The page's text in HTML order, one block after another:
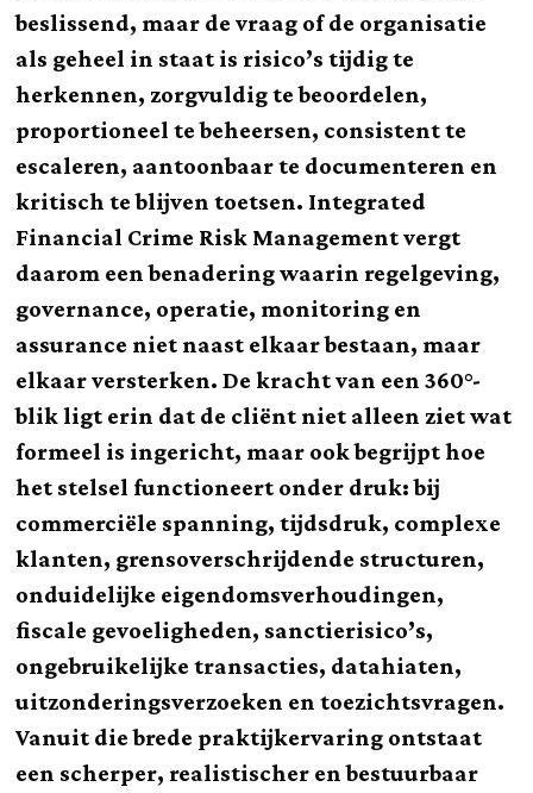
beslissend, maar de vraag of de organisatie
als geheel in staat is risico’s tijdig te
herkennen, zorgvuldig te beoordelen,
proportioneel te beheersen, consistent te
escaleren, aantoonbaar te documenteren en
kritisch te blijven toetsen. Integrated
Financial Crime Risk Management vergt
daarom een benadering waarin regelgeving,
governance, operatie, monitoring en
assurance niet naast elkaar bestaan, maar
elkaar versterken. De kracht van een 360°-
blik ligt erin dat de cliënt niet alleen ziet wat
formeel is ingericht, maar ook begrijpt hoe
het stelsel functioneert onder druk: bij
commerciële spanning, tijdsdruk, complexe
klanten, grensoverschrijdende structuren,
onduidelijke eigendomsverhoudingen,
fiscale gevoeligheden, sanctierisico’s,
ongebruikelijke transacties, datahiaten,
uitzonderingsverzoeken en toezichtsvragen.
Vanuit die brede praktijkervaring ontstaat
een scherper, realistischer en bestuurbaar